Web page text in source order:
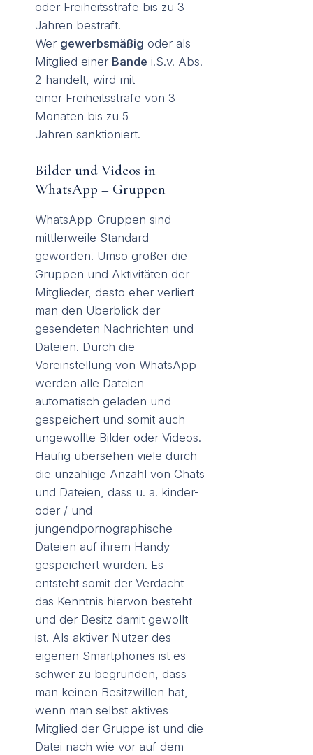
oder Freiheitsstrafe bis zu 3
Jahren bestraft.
Wer gewerbsmäßig oder als
Mitglied einer Bande i.S.v. Abs.
2 handelt, wird mit
einer Freiheitsstrafe von 3
Monaten bis zu 5
Jahren sanktioniert.
Bilder und Videos in
WhatsApp – Gruppen
WhatsApp-Gruppen sind
mittlerweile Standard
geworden. Umso größer die
Gruppen und Aktivitäten der
Mitglieder, desto eher verliert
man den Überblick der
gesendeten Nachrichten und
Dateien. Durch die
Voreinstellung von WhatsApp
werden alle Dateien
automatisch geladen und
gespeichert und somit auch
ungewollte Bilder oder Videos.
Häufig übersehen viele durch
die unzählige Anzahl von Chats
und Dateien, dass u. a. kinder-
oder / und
jungendpornographische
Dateien auf ihrem Handy
gespeichert wurden. Es
entsteht somit der Verdacht
das Kenntnis hiervon besteht
und der Besitz damit gewollt
ist. Als aktiver Nutzer des
eigenen Smartphones ist es
schwer zu begründen, dass
man keinen Besitzwillen hat,
wenn man selbst aktives
Mitglied der Gruppe ist und die
Datei nach wie vor auf dem